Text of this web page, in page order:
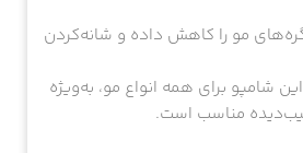
مو را کاهش داده و شانه‌کردن
این شامپو برای همه انواع مو، به‌ویژه
مناسب است.